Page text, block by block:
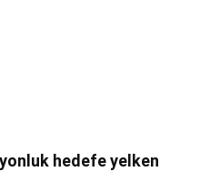
hedefe yelken